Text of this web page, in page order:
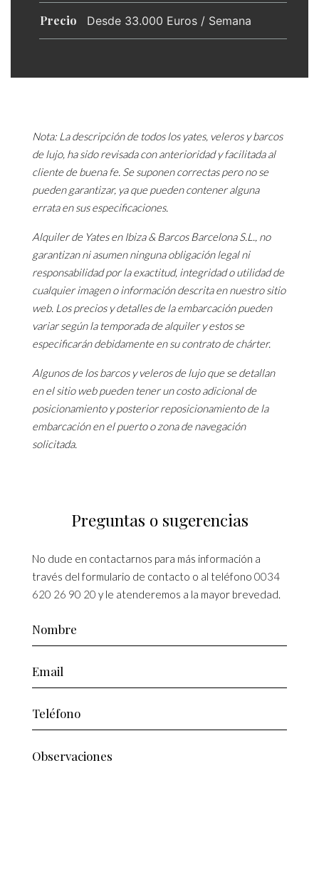
Precio Desde 33.000 Euros / Semana
Nota: La descripción de todos los yates, veleros y barcos
de lujo, ha sido revisada con anterioridad y facilitada al
cliente de buena fe. Se suponen correctas pero no se
pueden garantizar, ya que pueden contener alguna
errata en sus especificaciones.
Alquiler de Yates en Ibiza & Barcos Barcelona S.L., no
garantizan ni asumen ninguna obligación legal ni
responsabilidad por la exactitud, integridad o utilidad de
cualquier imagen o información descrita en nuestro sitio
web. Los precios y detalles de la embarcación pueden
variar según la temporada de alquiler y estos se
especificarán debidamente en su contrato de chárter.
Algunos de los barcos y veleros de lujo que se detallan
en el sitio web pueden tener un costo adicional de
posicionamiento y posterior reposicionamiento de la
embarcación en el puerto o zona de navegación
solicitada.
Preguntas o sugerencias
No dude en contactarnos para más información a
través del formulario de contacto o al teléfono 0034
620 26 90 20 y le atenderemos a la mayor brevedad.